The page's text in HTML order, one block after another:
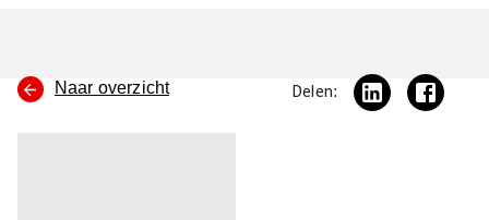
Naar overzicht Delen: